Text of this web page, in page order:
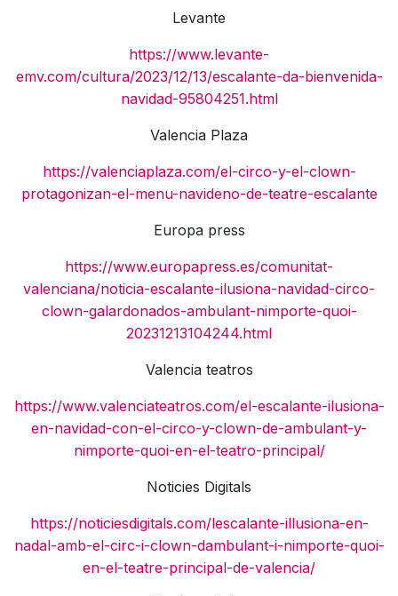
Levante
https://www.levante-
emv.com/cultura/2023/12/13/escalante-da-bienvenida-
navidad-95804251.html
Valencia Plaza
https://valenciaplaza.com/el-circo-y-el-clown-
protagonizan-el-menu-navideno-de-teatre-escalante
Europa press
https://www.europapress.es/comunitat-
valenciana/noticia-escalante-ilusiona-navidad-circo-
clown-galardonados-ambulant-nimporte-quoi-
20231213104244.html
Valencia teatros
https://www.valenciateatros.com/el-escalante-ilusiona-
en-navidad-con-el-circo-y-clown-de-ambulant-y-
nimporte-quoi-en-el-teatro-principal/
Noticies Digitals
https://noticiesdigitals.com/lescalante-illusiona-en-
nadal-amb-el-circ-i-clown-dambulant-i-nimporte-quoi-
en-el-teatre-principal-de-valencia/